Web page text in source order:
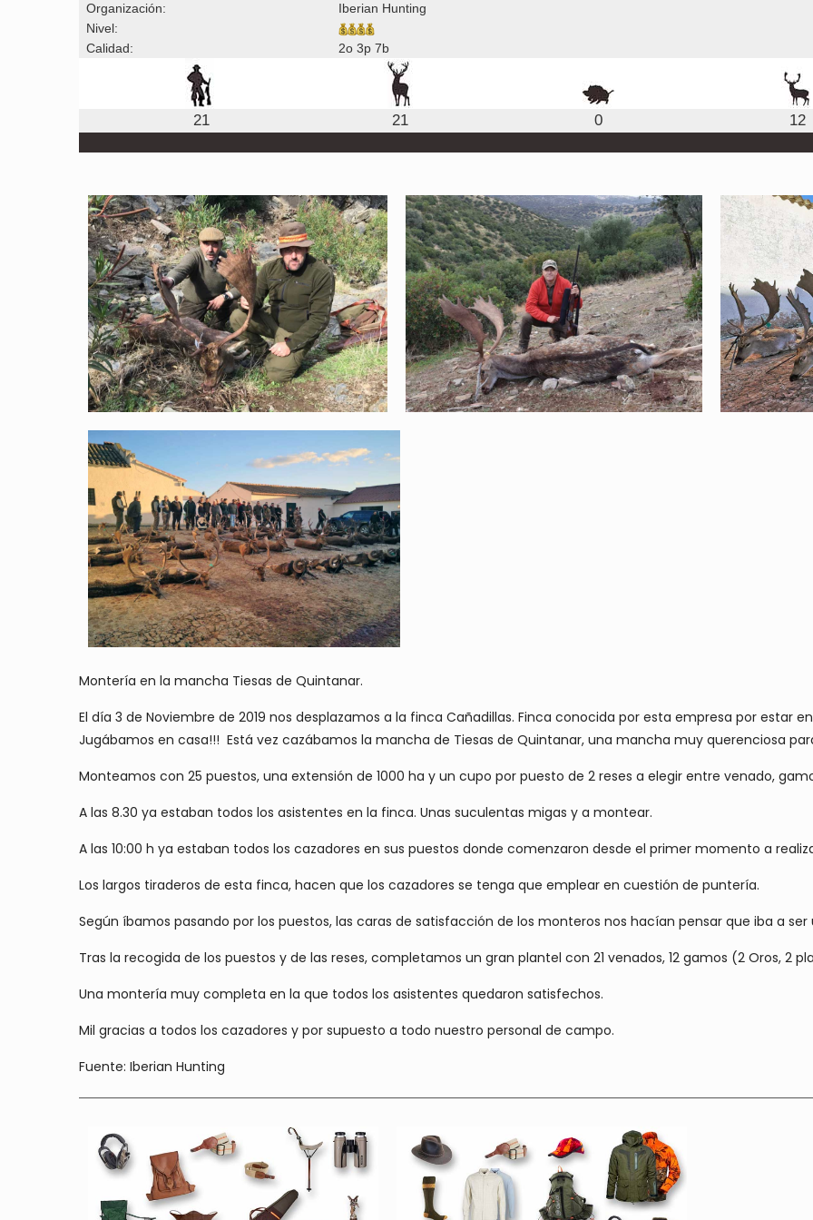
Organización:
Iberian Hunting
Nivel:
Calidad:
2o 3p 7b
21 21 0 12
Montería en la mancha Tiesas de Quintanar.
El día 3 de Noviembre de 2019 nos desplazamos a la finca Cañadillas. Finca conocida por esta empresa por estar
Jugábamos en casa!!! Está vez cazábamos la mancha de Tiesas de Quintanar, una mancha muy querenciosa
Monteamos con 25 puestos, una extensión de 1000 ha y un cupo por puesto de 2 reses a elegir entre venado,
A las 8.30 ya estaban todos los asistentes en la finca. Unas suculentas migas y a montear.
A las 10:00 h ya estaban todos los cazadores en sus puestos donde comenzaron desde el primer momento a
Los largos tiraderos de esta finca, hacen que los cazadores se tenga que emplear en cuestión de puntería.
Según íbamos pasando por los puestos, las caras de satisfacción de los monteros nos hacían pensar que iba a ser
Tras la recogida de los puestos y de las reses, completamos un gran plantel con 21 venados, 12 gamos (2 Oros, 2
Una montería muy completa en la que todos los asistentes quedaron satisfechos.
Mil gracias a todos los cazadores y por supuesto a todo nuestro personal de campo.
Fuente: Iberian Hunting